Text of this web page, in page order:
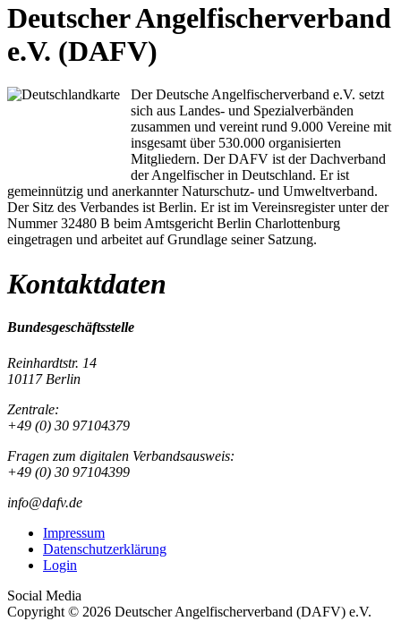
Deutscher Angelfischerverband
e.V. (DAFV)
Der Deutsche Angelfischerverband e.V. setzt
sich aus Landes- und Spezialverbänden
zusammen und vereint rund 9.000 Vereine mit
insgesamt über 530.000 organisierten
Mitgliedern. Der DAFV ist der Dachverband
der Angelfischer in Deutschland. Er ist
gemeinnützig und anerkannter Naturschutz- und Umweltverband.
Der Sitz des Verbandes ist Berlin. Er ist im Vereinsregister unter der
Nummer 32480 B beim Amtsgericht Berlin Charlottenburg
eingetragen und arbeitet auf Grundlage seiner Satzung.
Kontaktdaten
Bundesgeschäftsstelle
Reinhardtstr. 14
10117 Berlin
Zentrale:
+49 (0) 30 97104379
Fragen zum digitalen Verbandsausweis:
+49 (0) 30 97104399
info@dafv.de
Impressum
Datenschutzerklärung
Login
Social Media
Copyright © 2026 Deutscher Angelfischerverband (DAFV) e.V.